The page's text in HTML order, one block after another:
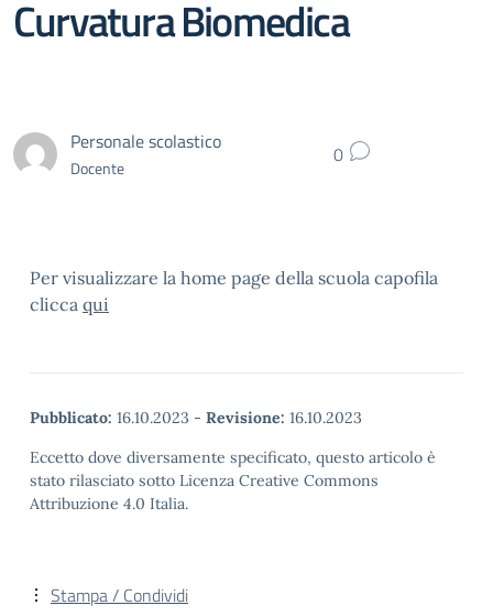
Curvatura Biomedica
Personale scolastico
Docente 0
Per visualizzare la home page della scuola capofila
clicca qui
Pubblicato: 16.10.2023 - Revisione: 16.10.2023
Eccetto dove diversamente specificato, questo articolo è
stato rilasciato sotto Licenza Creative Commons
Attribuzione 4.0 Italia.
Stampa / Condividi